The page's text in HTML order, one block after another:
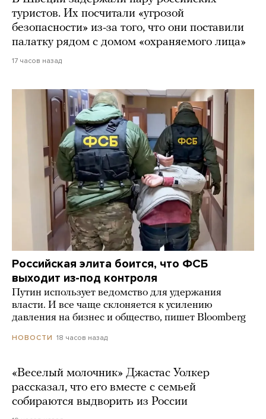
туристов. Их посчитали «угрозой
безопасности» из-за того, что они поставили
палатку рядом с домом «охраняемого лица»
17 часов назад
Российская элита боится, что ФСБ
выходит из-под контроля
Путин использует ведомство для удержания
власти. И все чаще склоняется к усилению
давления на бизнес и общество, пишет Bloomberg
НОВОСТИ 18 часов назад
«Веселый молочник» Джастас Уолкер
рассказал, что его вместе с семьей
собираются выдворить из России